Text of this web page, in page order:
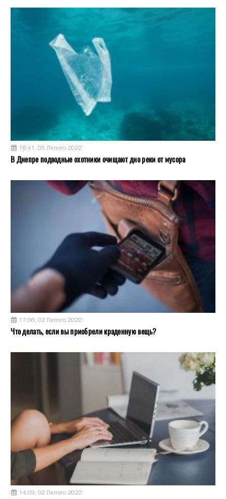
18:41, 05 Лютого 2022
В Днепре подводные охотники очищают дно реки от мусора
17:06, 02 Лютого 2022
Что делать, если вы приобрели краденную вещь?
14:09, 02 Лютого 2022